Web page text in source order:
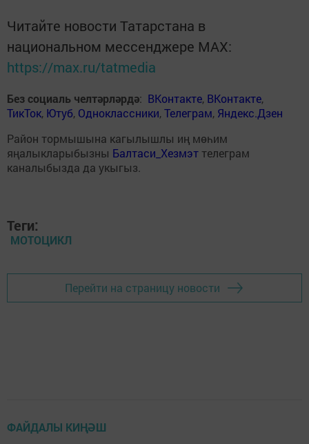
Читайте новости Татарстана в
национальном мессенджере MАХ:
https://max.ru/tatmedia
Без социаль челтәрләрдә: ВКонтакте, ВКонтакте,
ТикТок, Ютуб, Одноклассники,Телеграм, Яндекс.Дзен
Район тормышына кагылышлы иң мөһим
яңалыкларыбызны Балтаси_Хезмэт телеграм
каналыбызда да укыгыз.
Теги:
МОТОЦИКЛ
Перейти на страницу новости
ФАЙДАЛЫ КИҢӘШ